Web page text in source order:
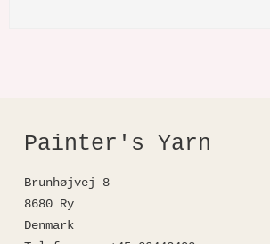
Painter's Yarn
Brunhøjvej 8
8680 Ry
Denmark